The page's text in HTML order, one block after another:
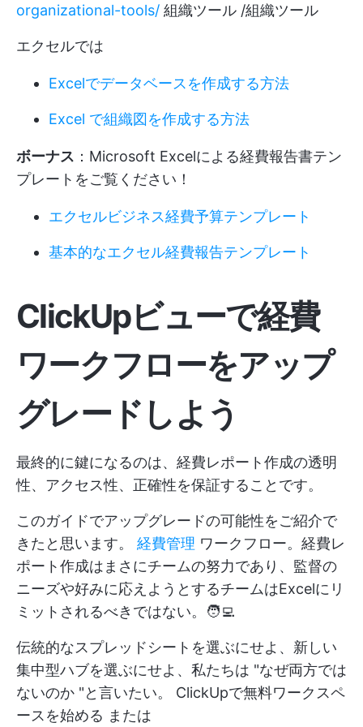
organizational-tools/ 組織ツール /組織ツール
エクセルでは
Excelでデータベースを作成する方法
Excel で組織図を作成する方法
ボーナス ：Microsoft Excelによる経費報告書テン
プレートをご覧ください！
エクセルビジネス経費予算テンプレート
基本的なエクセル経費報告テンプレート
ClickUpビューで経費
ワークフローをアップ
グレードしよう
最終的に鍵になるのは、経費レポート作成の透明
性、アクセス性、正確性を保証することです。
このガイドでアップグレードの可能性をご紹介で
きたと思います。 経費管理 ワークフロー。経費レ
ポート作成はまさにチームの努力であり、監督の
ニーズや好みに応えようとするチームはExcelにリ
ミットされるべきではない。🧑‍💻
伝統的なスプレッドシートを選ぶにせよ、新しい
集中型ハブを選ぶにせよ、私たちは "なぜ両方では
ないのか "と言いたい。 ClickUpで無料ワークスペ
ースを始める または